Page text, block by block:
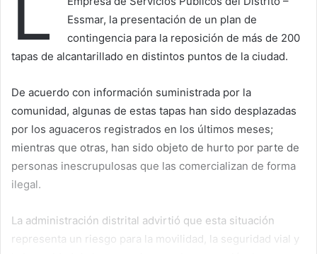
Essmar, la presentación de un plan de
contingencia para la reposición de más de 200
tapas de alcantarillado en distintos puntos de la ciudad.
De acuerdo con información suministrada por la
comunidad, algunas de estas tapas han sido desplazadas
por los aguaceros registrados en los últimos meses;
mientras que otras, han sido objeto de hurto por parte de
personas inescrupulosas que las comercializan de forma
ilegal.
La administración distrital advirtió que esta situación
representa un riesgo para la movilidad, la seguridad vial y